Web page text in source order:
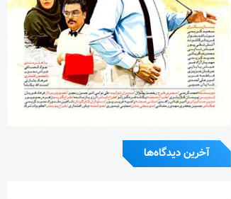
آخرین دیدگاه‌ها